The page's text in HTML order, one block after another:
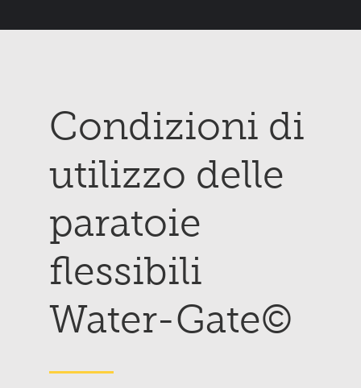
Condizioni di
utilizzo delle
paratoie
flessibili
Water-Gate©